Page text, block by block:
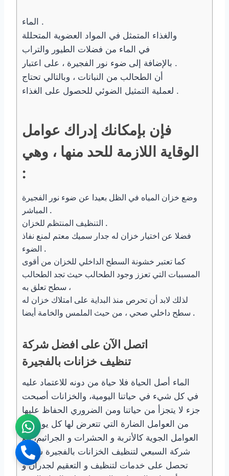
الماء .
والغذاء المتمثل في المواد العضوية المتحللة
في الماء من فضلات الطيور والتراب
. بالإضافة إلى ضوء نور الفجيرة ، على اعتبار
أن الطحالب من النباتات ، وبالتالي تحتاج
لعملية التمثيل الضوئي للحصول على الغذاء .
فإن بإمكانك إدراك عوامل
الوقاية اللازمة للحد منها ، وهي
:
وضع خزان المياه في الظل بعيدا عن ضوء نور الفجيرة
المباشر .
التنظيف المنتظم للخزان .
فضلا عن اختيار خزان له جدار سميك معتم لمنع نفاذ
الضوء .
كما تعتبر خشونة السطح الداخلي للخزان من أقوى
المسببات التي تعزز وجود الطحالب حيث تجد الطحالب
سطح تعلق به ،
لذلك لابد أن تحرص منذ البداية على امتلاك خزان له
سطح داخلي صحي ، من حيث الملمس والخامة أيضا .
اتصل الآن على افضل شركة
تنظيف خزانات بالفجيرة
الماء أصل الحياة فلا حياة من دونه للاعتماد عليه
في كل شيء في حياتنا اليومية، والخزانات أصبحت
جزء لا يتجزأ من حياتنا ومن الضروري الحفاظ عليها
من العوامل الضارة التي تتعرض لها كل يوم من
العوامل الجوية كالأتربة و الحشرات و الجراثيم، مع
شركة السبعي لتنظيف الخزانات بالفجيرة سوف
تحصل على خدمات لتنظيف و التعقيم لجدران و